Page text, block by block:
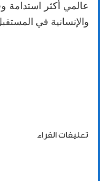
عالمي أكثر استدامة
والإنسانية في
تعليقات القراء